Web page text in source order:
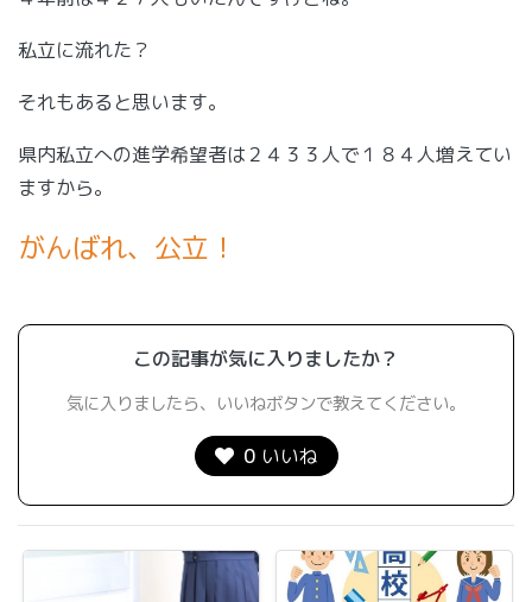
私立に流れた？
それもあると思います。
県内私立への進学希望者は２４３３人で１８４人増えてい
ますから。
がんばれ、公立！
この記事が気に入りましたか？
気に入りましたら、いいねボタンで教えてください。
0 いいね